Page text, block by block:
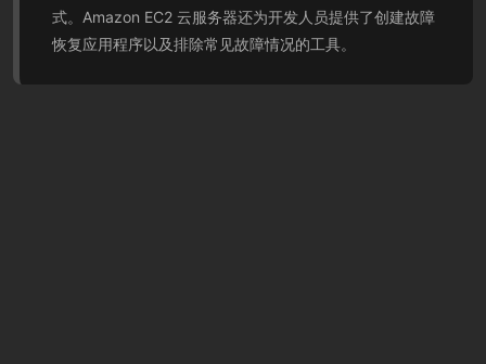
式。Amazon EC2 云服务器还为开发人员提供了创建故障
恢复应用程序以及排除常见故障情况的工具。